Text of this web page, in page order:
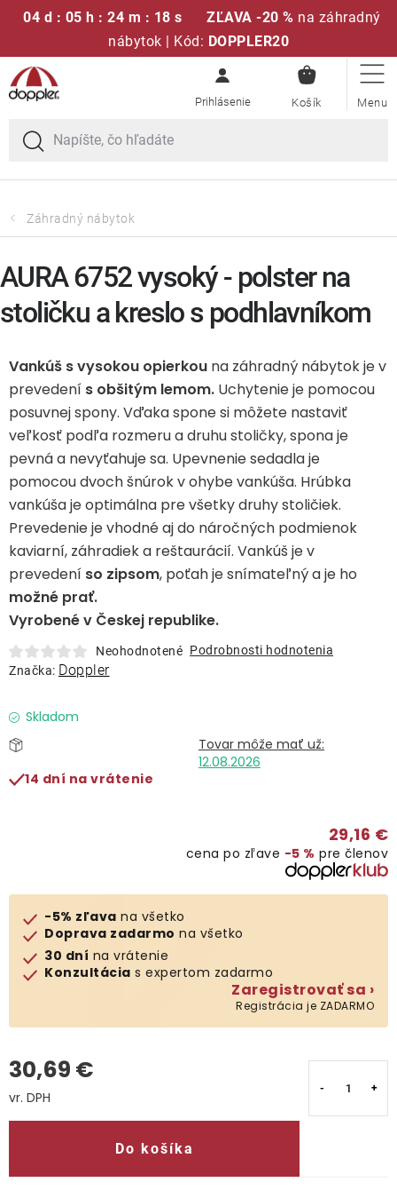
04 d : 05 h : 24 m : 18 s ZĽAVA -20 % na záhradný
nábytok | Kód: DOPPLER20
Prejsť
na
obsah
KOŠÍK
Sedacie súpravy
Slnečníky
Polstre a sedáky
Lehátka
Doplnky
Dáždniky
Gastro produkty
Kolekcia
Predávané značky
O nás
Záhradný nábytok
Vankúš s vysokou opierkou na záhradný nábytok je v
prevedení s obšitým lemom. Uchytenie je pomocou
posuvnej spony. Vďaka spone si môžete nastaviť
veľkosť podľa rozmeru a druhu stoličky, spona je
pevná a nevyťahuje sa. Upevnenie sedadla je
pomocou dvoch šnúrok v ohybe vankúša. Hrúbka
vankúša je optimálna pre všetky druhy stoličiek.
Prevedenie je vhodné aj do náročných podmienok
kaviarní, záhradiek a reštaurácií. Vankúš je v
prevedení so zipsom, poťah je snímateľný a je ho
možné prať.
Vyrobené v Českej republike.
Neohodnotené Podrobnosti hodnotenia
Značka: Doppler
Skladom
12.08.2026
14 dní na vrátenie
29,16 €
cena po zľave −5 % pre členov
-5% zľava na všetko
Doprava zadarmo na všetko
30 dní na vrátenie
Konzultácia s expertom zadarmo
Zaregistrovať sa ›
Registrácia je ZADARMO
30,69 €
Do košíka
AURA 6752 vysoký - polster na
stoličku a kreslo s podhlavníkom